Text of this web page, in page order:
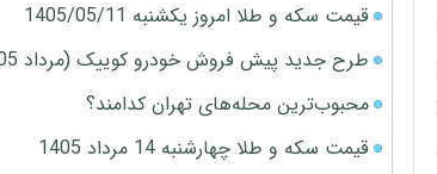
قیمت سکه و طلا امروز یکشنبه 1405/05/11
طرح جدید پیش فروش خودرو کوییک (مرداد 1405)
محبوب‌ترین محله‌های تهران کدامند؟
قیمت سکه و طلا چهارشنبه 14 مرداد 1405